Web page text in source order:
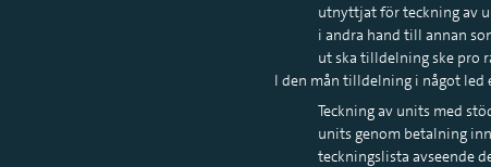
utnyttjat för teckning av
i andra hand till annan
ut ska tilldelning ske pro
I den mån tilldelning i något led
Teckning av units med
units genom betalning
teckningslista avseende